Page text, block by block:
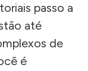
passo a
até
de
é